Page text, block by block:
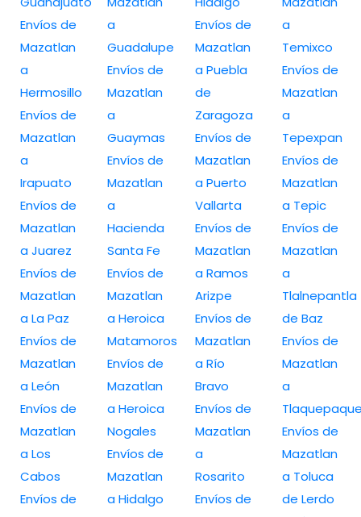
Envíos de
Mazatlan
a
Hermosillo
Envíos de
Mazatlan
a
Irapuato
Envíos de
Mazatlan
a Juarez
Envíos de
Mazatlan
a La Paz
Envíos de
Mazatlan
a León
Envíos de
Mazatlan
a Los
Cabos
Envíos de
a
Guadalupe
Envíos de
Mazatlan
a
Guaymas
Envíos de
Mazatlan
a
Hacienda
Santa Fe
Envíos de
Mazatlan
a Heroica
Matamoros
Envíos de
Mazatlan
a Heroica
Nogales
Envíos de
Mazatlan
a Hidalgo
Envíos de
Mazatlan
a Puebla
de
Zaragoza
Envíos de
Mazatlan
a Puerto
Vallarta
Envíos de
Mazatlan
a Ramos
Arizpe
Envíos de
Mazatlan
a Río
Bravo
Envíos de
Mazatlan
a
Rosarito
Envíos de
a
Temixco
Envíos de
Mazatlan
a
Tepexpan
Envíos de
Mazatlan
a Tepic
Envíos de
Mazatlan
a
Tlalnepantla
de Baz
Envíos de
Mazatlan
a
Envíos de
Mazatlan
a Toluca
de Lerdo